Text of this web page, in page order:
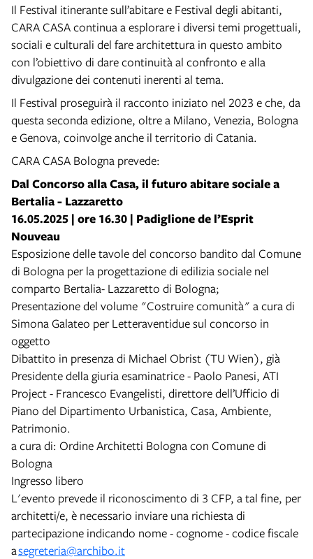
Il Festival itinerante sull’abitare e Festival degli abitanti,
CARA CASA continua a esplorare i diversi temi progettuali,
sociali e culturali del fare architettura in questo ambito
con l’obiettivo di dare continuità al confronto e alla
divulgazione dei contenuti inerenti al tema.
Il Festival proseguirà il racconto iniziato nel 2023 e che, da
questa seconda edizione, oltre a Milano, Venezia, Bologna
e Genova, coinvolge anche il territorio di Catania.
CARA CASA Bologna prevede:
Dal Concorso alla Casa, il futuro abitare sociale a
Bertalia - Lazzaretto
16.05.2025 | ore 16.30 | Padiglione de l’Esprit
Nouveau
Esposizione delle tavole del concorso bandito dal Comune
di Bologna per la progettazione di edilizia sociale nel
comparto Bertalia- Lazzaretto di Bologna;
Presentazione del volume "Costruire comunità" a cura di
Simona Galateo per Letteraventidue sul concorso in
oggetto
Dibattito in presenza di Michael Obrist (TU Wien), già
Presidente della giuria esaminatrice - Paolo Panesi, ATI
Project - Francesco Evangelisti, direttore dell’Ufficio di
Piano del Dipartimento Urbanistica, Casa, Ambiente,
Patrimonio.
a cura di: Ordine Architetti Bologna con Comune di
Bologna
Ingresso libero
L'evento prevede il riconoscimento di 3 CFP, a tal fine, per
architetti/e, è necessario inviare una richiesta di
partecipazione indicando nome - cognome - codice fiscale
asegreteria@archibo.it